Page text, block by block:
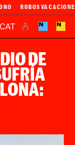
ROBOS
DE